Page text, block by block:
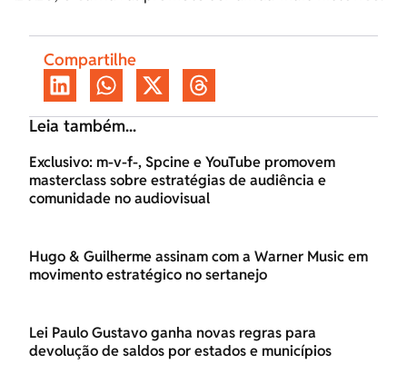
Compartilhe
Leia também...
Exclusivo: m-v-f-, Spcine e YouTube promovem
masterclass sobre estratégias de audiência e
comunidade no audiovisual
Hugo & Guilherme assinam com a Warner Music em
movimento estratégico no sertanejo
Lei Paulo Gustavo ganha novas regras para
devolução de saldos por estados e municípios